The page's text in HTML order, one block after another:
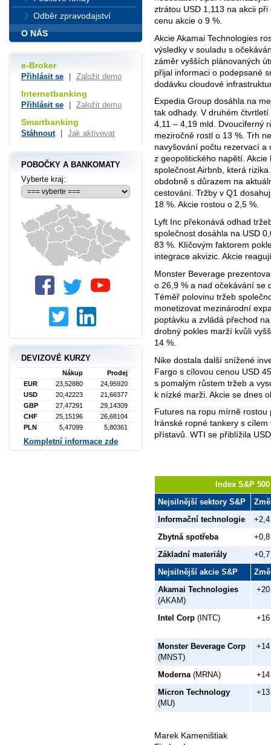
ztrátou USD 1,113 na akcii
cenu akcie o 9 %.
Akcie Akamai Technologies
výsledky v souladu s
záměr vyšších plánovaných
přijal informaci o podepsané
dodávku cloudové
Expedia Group dosáhla na
tak odhady. V druhém
4,11 – 4,19 mld. Dvouciferný
meziročně rostl o 13 %. Trh
navyšování počtu rezervací a
z geopolitického napětí.
společnost Airbnb, která
obdobně s důrazem na
cestování. Tržby v Q1
18 %. Akcie rostou o 2,5 %.
Lyft Inc překonává odhad
společnost dosáhla na USD
83 %. Klíčovým faktorem
integrace akvizic. Akcie
Monster Beverage
o 26,9 % a nad očekávání se
Téměř polovinu tržeb
monetizovat mezinárodní
poptávku a zvládá přechod
drobný pokles marží kvůli
14 %.
Nike dostala další snížené
Fargo s cílovou cenou USD
s pomalým růstem tržeb a
k nízké marži. Akcie se dnes
Futures na ropu mírně rostou
Iránské ropné tankery s
přístavů. WTI se přiblížila
Index S&P
Nejsilnější sektory S&P
Informační technologie
Zbytná spotřeba
Základní materiály
Nejsilnější akcie S&P
Akamai Technologies
(AKAM)
Intel Corp (INTC)
Monster Beverage Corp
(MNST)
Moderna (MRNA)
Micron Technology
(MU)
Marek Kameništiak
Odběr zpravodajství
O NÁS
e-Broker
Přihlásit se Založit demo
Internetbanking
Přihlásit se Založit demo
Smartbanking
Stáhnout Jak aktivovat
POBOČKY A BANKOMATY
Vyberte kraj:
DEVIZOVÉ KURZY
Nákup
Prodej
EUR
23,52880
24,95920
USD
20,42223
21,66377
GBP
27,47291
29,14309
CHF
25,15196
26,68104
PLN
5,47099 5,80361
Kompletní informace zde